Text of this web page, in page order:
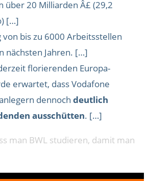
über 20 Milliarden Â£ (29,2
[…]
bis zu 6000 Arbeitsstellen
nächsten Jahren. […]
florierenden Europa-
erwartet, dass Vodafone
dennoch deutlich
ausschütten. […]
man BWL studieren, damit man